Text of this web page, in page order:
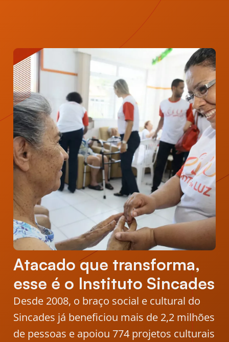
Atacado que transforma,
esse é o Instituto Sincades
Desde 2008, o braço social e cultural do
Sincades já beneficiou mais de 2,2 milhões
de pessoas e apoiou 774 projetos culturais